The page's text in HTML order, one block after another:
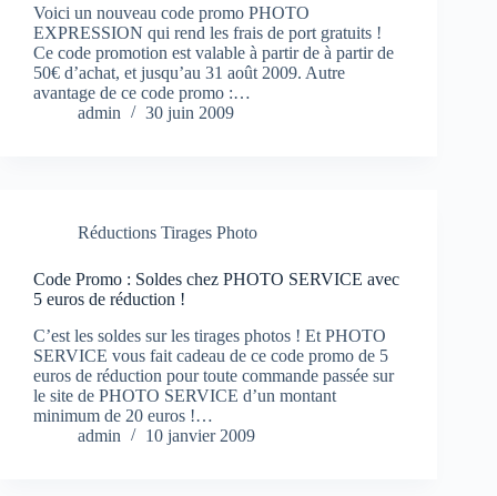
Voici un nouveau code promo PHOTO
EXPRESSION qui rend les frais de port gratuits !
Ce code promotion est valable à partir de à partir de
50€ d’achat, et jusqu’au 31 août 2009. Autre
avantage de ce code promo :…
admin
30 juin 2009
Réductions Tirages Photo
Code Promo : Soldes chez PHOTO SERVICE avec
5 euros de réduction !
C’est les soldes sur les tirages photos ! Et PHOTO
SERVICE vous fait cadeau de ce code promo de 5
euros de réduction pour toute commande passée sur
le site de PHOTO SERVICE d’un montant
minimum de 20 euros !…
admin
10 janvier 2009